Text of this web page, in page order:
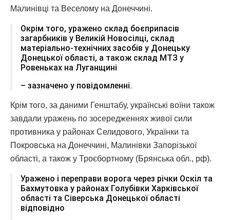
Малинівці та Веселому на Донеччині.
Окрім того, уражено склад боєприпасів
загарбників у Великій Новосілці, склад
матеріально-технічних засобів у Донецьку
Донецької області, а також склад МТЗ у
Ровеньках на Луганщині
– зазначено у повідомленні.
Крім того, за даними Генштабу, українські воїни також
завдали уражень по зосередженнях живої сили
противника у районах Селидового, Українки та
Покровська на Донеччині, Малинівки Запорізької
області, а також у Троєбортному (Брянська обл., рф).
Уражено і переправи ворога через річки Оскіл та
Бахмутовка у районах Голубівки Харківської
області та Сіверська Донецької області
відповідно